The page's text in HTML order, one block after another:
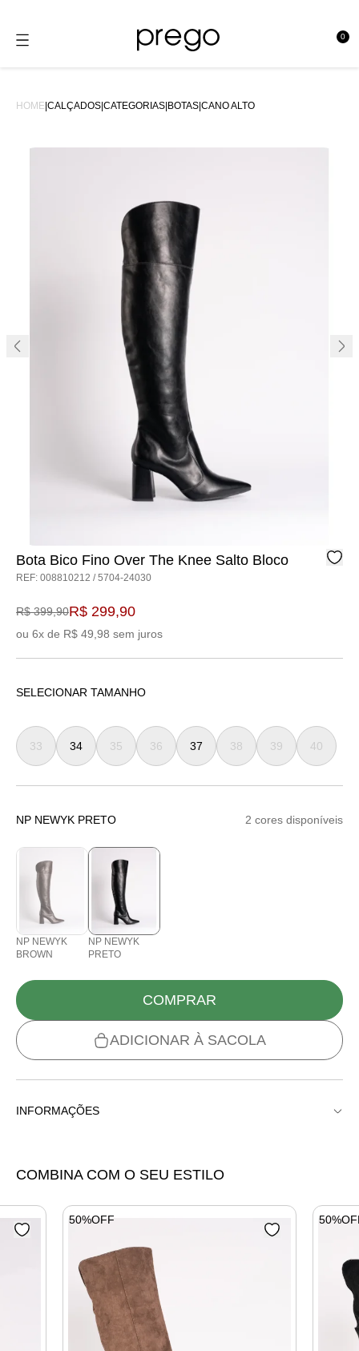
0
HOME|CALÇADOS|CATEGORIAS|BOTAS|CANO ALTO
Bota Bico Fino Over The Knee Salto Bloco
REF: 008810212 / 5704-24030
R$ 399,90R$ 299,90
ou 6x de R$ 49,98 sem juros
SELECIONAR TAMANHO
33 34 35 36 37 38 39 40
NP NEWYK PRETO 2 cores disponíveis
NP NEWYK
BROWN
NP NEWYK
PRETO
COMPRAR
ADICIONAR À SACOLA
INFORMAÇÕES
COMBINA COM O SEU ESTILO
50%OFF